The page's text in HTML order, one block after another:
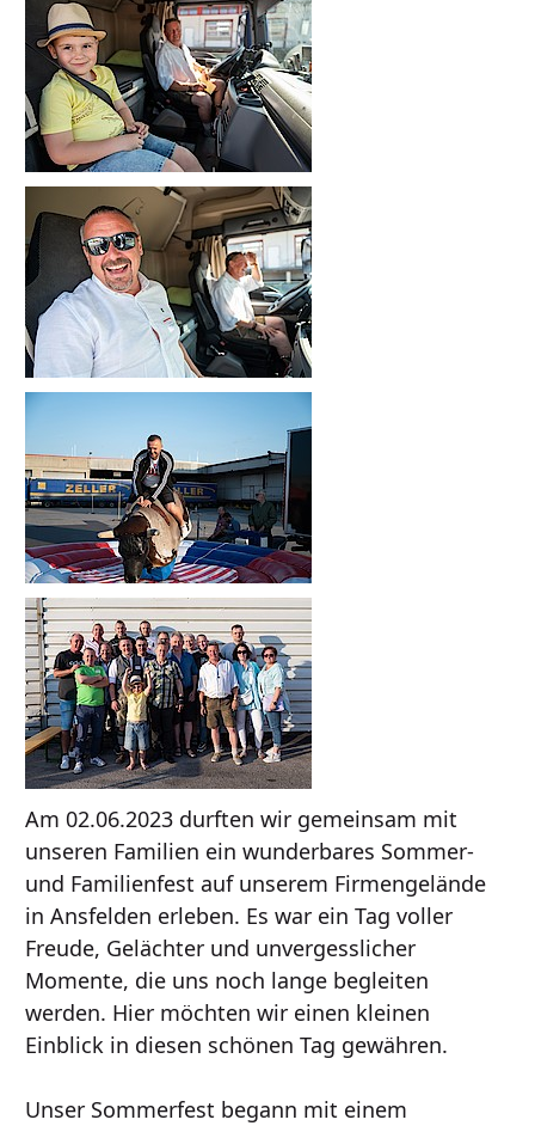
Am 02.06.2023 durften wir gemeinsam mit
unseren Familien ein wunderbares Sommer-
und Familienfest auf unserem Firmengelände
in Ansfelden erleben. Es war ein Tag voller
Freude, Gelächter und unvergesslicher
Momente, die uns noch lange begleiten
werden. Hier möchten wir einen kleinen
Einblick in diesen schönen Tag gewähren.
Unser Sommerfest begann mit einem